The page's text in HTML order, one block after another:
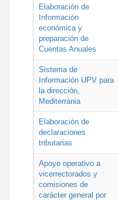
Elaboración de
Información
económica y
preparación de
Cuentas Anuales
Sistema de
Información UPV para
la dirección,
Mediterrània
Elaboración de
declaraciones
tributarias
Apoyo operativo a
vicerrectorados y
comisiones de
carácter general por